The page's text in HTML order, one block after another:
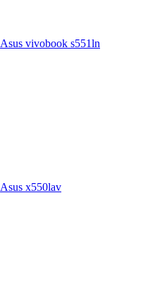
Asus vivobook s551ln
Asus x550lav